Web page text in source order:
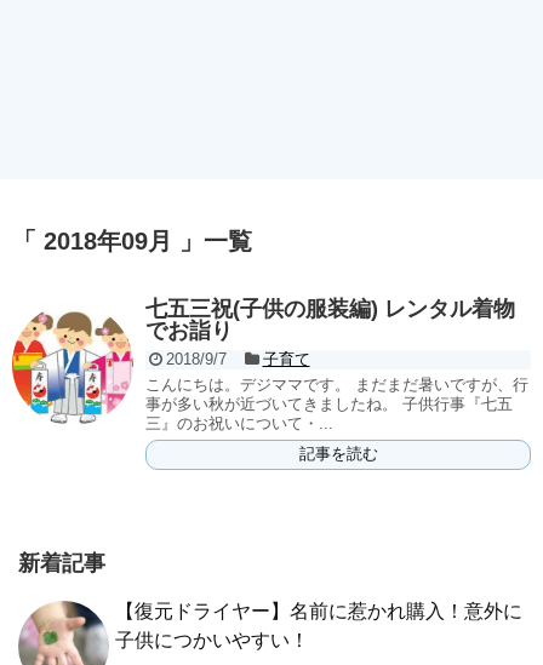
「 2018年09月 」一覧
七五三祝(子供の服装編) レンタル着物
でお詣り
2018/9/7
子育て
こんにちは。デジママです。 まだまだ暑いですが、行
事が多い秋が近づいてきましたね。 子供行事『七五
三』のお祝いについて・...
記事を読む
新着記事
【復元ドライヤー】名前に惹かれ購入！意外に
子供につかいやすい！